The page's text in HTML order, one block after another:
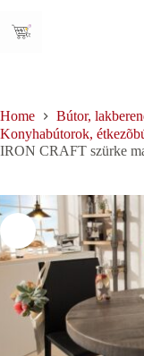
content
Home
Bútor,
Konyhabútorok,
IRON CRAFT szürke